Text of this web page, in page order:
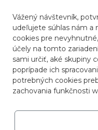
Vážený návštevník,
udeľujete súhlas nám a
cookies pre
účely na tomto
sami určiť, aké skupiny
poprípade ich
potrebných cookies
zachovania funkčnosti